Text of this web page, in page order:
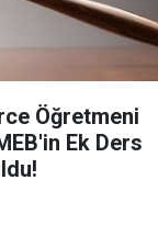
Öğretmeni
Ek Ders